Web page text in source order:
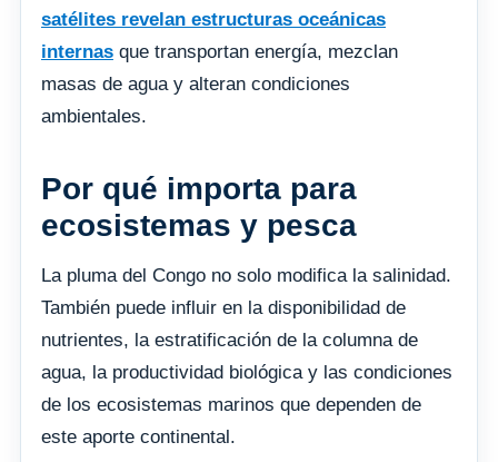
satélites revelan estructuras oceánicas
internas que transportan energía, mezclan
masas de agua y alteran condiciones
ambientales.
Por qué importa para
ecosistemas y pesca
La pluma del Congo no solo modifica la salinidad.
También puede influir en la disponibilidad de
nutrientes, la estratificación de la columna de
agua, la productividad biológica y las condiciones
de los ecosistemas marinos que dependen de
este aporte continental.